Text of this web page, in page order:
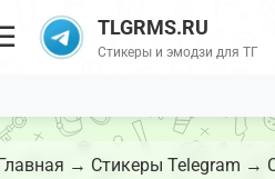
TLGRMS.RU
Стикеры и эмодзи для ТГ
→ Стикеры Telegram →